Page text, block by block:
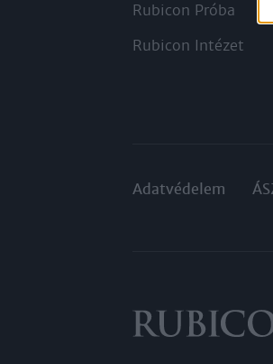
Rubicon Próba
Rubicon Intézet
Adatvédelem